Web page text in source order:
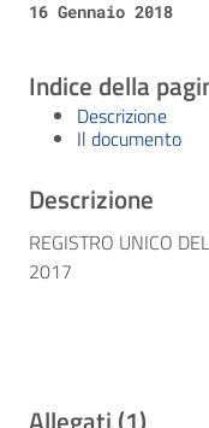
16 Gennaio 2018
Indice della
Descrizione
Il documento
Descrizione
REGISTRO UNICO
2017